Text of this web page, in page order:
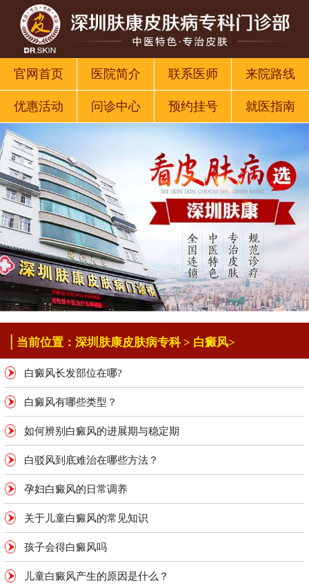
官网首页 医院简介 联系医师 来院路线
优惠活动 问诊中心 预约挂号 就医指南
| 当前位置：深圳肤康皮肤病专科> 白癜风>
白癜风长发部位在哪?
白癜风有哪些类型？
如何辨别白癜风的进展期与稳定期
白驳风到底难治在哪些方法？
孕妇白癜风的日常调养
关于儿童白癜风的常见知识
孩子会得白癜风吗
儿童白癜风产生的原因是什么？